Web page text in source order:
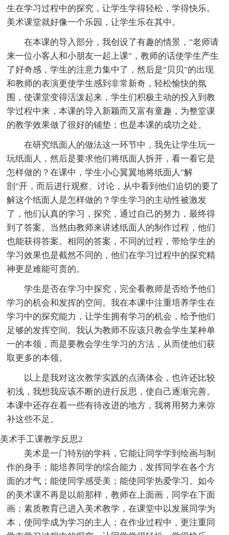
生在学习过程中的探究，让学生学得轻松，学得快乐。
美术课堂就好像一个乐园，让学生乐在其中。
在本课的导入部分，我创设了有趣的情景，"老师请
来一位小客人和小朋友一起上课"，教师的话使学生产生
了好奇感，学生的注意力集中了，然后是"贝贝"的出现
和教师的表演更使学生感到非常新奇，轻松愉快的氛
围，使课堂变得活泼起来，学生们积极主动的投入到教
学过程中来，本课的导入新颖而又富有童趣，为整堂课
的教学效果做了很好的铺垫；也是本课的成功之处。
在研究纸面人的做法这一环节中，我先让学生玩一
玩纸面人，然后是要求他们将纸面人拆开，看一看它是
怎样做的？在课中，学生小心翼翼地将纸面人"解
剖"开，而后进行观察、讨论，从中看到他们迫切的要了
解这个纸面人是怎样做的？学生学习的主动性被激发
了，他们认真的学习，探究，通过自己的努力，最终得
到了答案。当然由教师来讲述纸面人的制作过程，他们
也能获得答案。相同的答案，不同的过程，带给学生的
学习效果也是截然不同的，他们在学习过程中的探究精
神更是难能可贵的。
学生是否在学习中探究，完全看教师是否给予他们
学习的机会和发挥的空间。我在本课中注重培养学生在
学习中的探究能力，让学生拥有学习的机会，给予他们
足够的发挥空间。我认为教师不应该只教会学生某种单
一的本领，而是要教会学生学习的方法，从而使他们获
取更多的本领。
以上是我对这次教学实践的点滴体会，也许还比较
初浅，我想我应该不断的进行反思，使自己逐渐完善。
本课中还存在着一些有待改进的地方，我将用努力来弥
补这些不足。
美术手工课教学反思2
美术是一门特别的学科，它能让同学学到绘画与制
作的身手；能培养同学的综合能力，发挥同学在各个方
面的才气；能使同学感受美；能使同学热爱学习。如今
的美术课不再是以前那样，教师在上面画，同学在下面
画；素质教育已进入美术教学，在课堂中以发展同学为
本，使同学成为学习的主人；在作业过程中，更注重同